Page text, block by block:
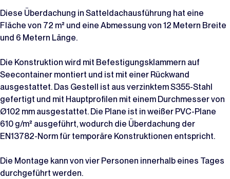
Diese Überdachung in Satteldachausführung hat eine
Fläche von 72 m² und eine Abmessung von 12 Metern Breite
und 6 Metern Länge.
Die Konstruktion wird mit Befestigungsklammern auf
Seecontainer montiert und ist mit einer Rückwand
ausgestattet. Das Gestell ist aus verzinktem S355-Stahl
gefertigt und mit Hauptprofilen mit einem Durchmesser von
Ø102 mm ausgestattet. Die Plane ist in weißer PVC-Plane
610 g/m² ausgeführt, wodurch die Überdachung der
EN13782-Norm für temporäre Konstruktionen entspricht.
Die Montage kann von vier Personen innerhalb eines Tages
durchgeführt werden.